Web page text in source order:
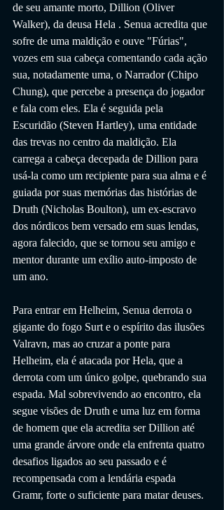
de seu amante morto, Dillion (Oliver
Walker), da deusa Hela . Senua acredita que
sofre de uma maldição e ouve "Fúrias",
vozes em sua cabeça comentando cada ação
sua, notadamente uma, o Narrador (Chipo
Chung), que percebe a presença do jogador
e fala com eles. Ela é seguida pela
Escuridão (Steven Hartley), uma entidade
das trevas no centro da maldição. Ela
carrega a cabeça decepada de Dillion para
usá-la como um recipiente para sua alma e é
guiada por suas memórias das histórias de
Druth (Nicholas Boulton), um ex-escravo
dos nórdicos bem versado em suas lendas,
agora falecido, que se tornou seu amigo e
mentor durante um exílio auto-imposto de
um ano.
Para entrar em Helheim, Senua derrota o
gigante do fogo Surt e o espírito das ilusões
Valravn, mas ao cruzar a ponte para
Helheim, ela é atacada por Hela, que a
derrota com um único golpe, quebrando sua
espada. Mal sobrevivendo ao encontro, ela
segue visões de Druth e uma luz em forma
de homem que ela acredita ser Dillion até
uma grande árvore onde ela enfrenta quatro
desafios ligados ao seu passado e é
recompensada com a lendária espada
Gramr, forte o suficiente para matar deuses.